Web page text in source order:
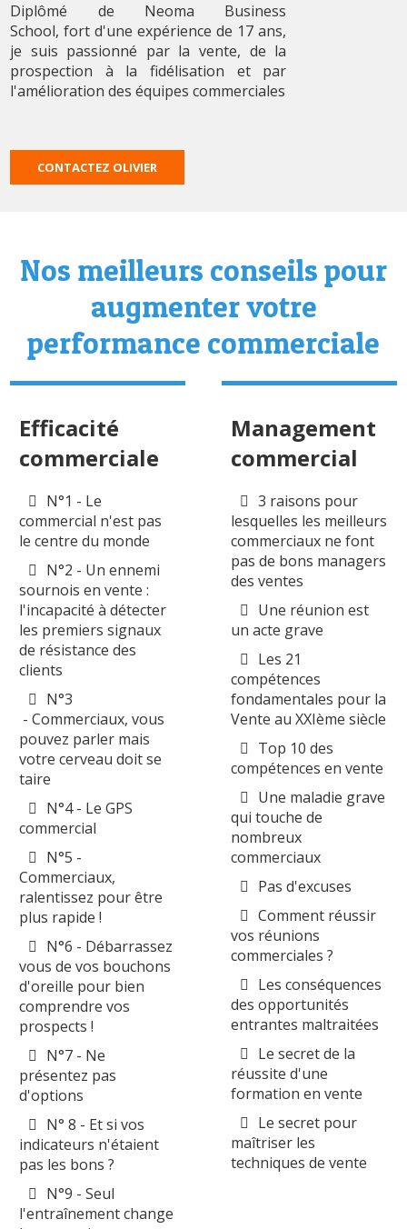
Diplômé de Neoma Business
School, fort d'une expérience de 17 ans,
je suis passionné par la vente, de la
prospection à la fidélisation et par
l'amélioration des équipes commerciales
CONTACTEZ OLIVIER
Nos meilleurs conseils pour
augmenter votre
performance commerciale
Efficacité
commerciale
N°1 - Le
commercial n'est pas
le centre du monde
N°2 - Un ennemi
sournois en vente :
l'incapacité à détecter
les premiers signaux
de résistance des
clients
N°3
- Commerciaux, vous
pouvez parler mais
votre cerveau doit se
taire
N°4 - Le GPS
commercial
N°5 -
Commerciaux,
ralentissez pour être
plus rapide !
N°6 - Débarrassez
vous de vos bouchons
d'oreille pour bien
comprendre vos
prospects !
N°7 - Ne
présentez pas
d'options
N° 8 - Et si vos
indicateurs n'étaient
pas les bons ?
N°9 - Seul
l'entraînement change
Management
commercial
3 raisons pour
lesquelles les meilleurs
commerciaux ne font
pas de bons managers
des ventes
Une réunion est
un acte grave
Les 21
compétences
fondamentales pour la
Vente au XXIème siècle
Top 10 des
compétences en vente
Une maladie grave
qui touche de
nombreux
commerciaux
Pas d'excuses
Comment réussir
vos réunions
commerciales ?
Les conséquences
des opportunités
entrantes maltraitées
Le secret de la
réussite d'une
formation en vente
Le secret pour
maîtriser les
techniques de vente